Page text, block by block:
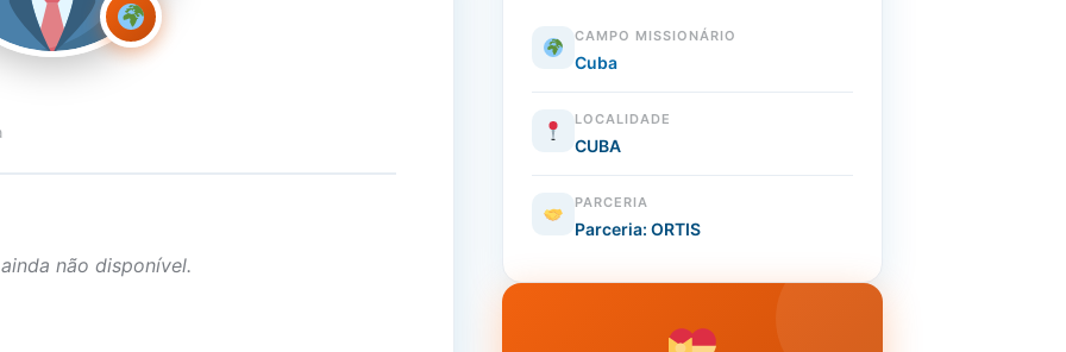
não disponível.
CAMPO MISSIONÁRIO
Cuba
LOCALIDADE
CUBA
PARCERIA
Parceria: ORTIS